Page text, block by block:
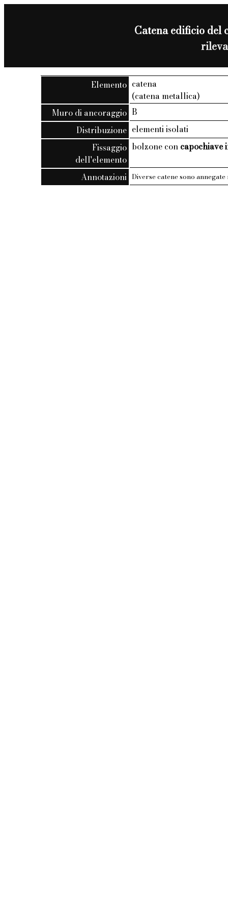
Catena edificio del
Elemento catena
(catena metallica)
Muro di ancoraggio B
Distribuzione elementi isolati
Fissaggio
dell'elemento
bolzone con capochiave
Annotazioni Diverse catene sono